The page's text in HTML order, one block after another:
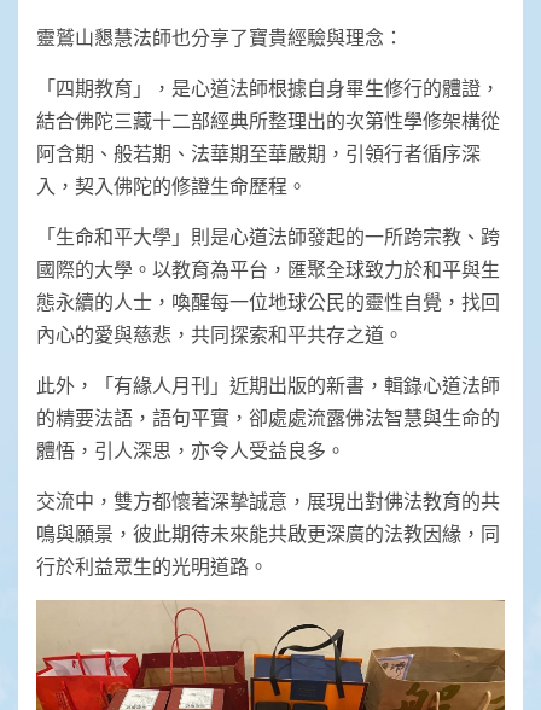
靈鷲山懇慧法師也分享了寶貴經驗與理念：
「四期教育」，是心道法師根據自身畢生修行的體證，
結合佛陀三藏十二部經典所整理出的次第性學修架構從
阿含期、般若期、法華期至華嚴期，引領行者循序深
入，契入佛陀的修證生命歷程。
「生命和平大學」則是心道法師發起的一所跨宗教、跨
國際的大學。以教育為平台，匯聚全球致力於和平與生
態永續的人士，喚醒每一位地球公民的靈性自覺，找回
內心的愛與慈悲，共同探索和平共存之道。
此外，「有緣人月刊」近期出版的新書，輯錄心道法師
的精要法語，語句平實，卻處處流露佛法智慧與生命的
體悟，引人深思，亦令人受益良多。
交流中，雙方都懷著深摯誠意，展現出對佛法教育的共
鳴與願景，彼此期待未來能共啟更深廣的法教因緣，同
行於利益眾生的光明道路。